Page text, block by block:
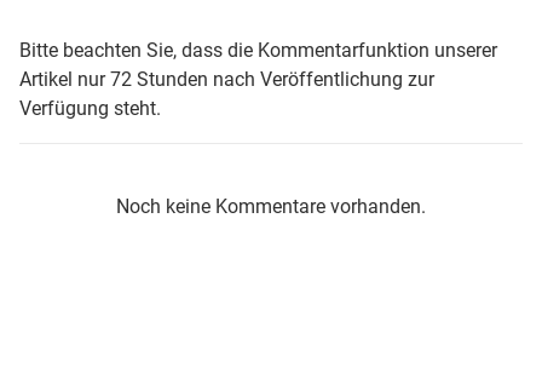
Bitte beachten Sie, dass die Kommentarfunktion unserer
Artikel nur 72 Stunden nach Veröffentlichung zur
Verfügung steht.
Noch keine Kommentare vorhanden.